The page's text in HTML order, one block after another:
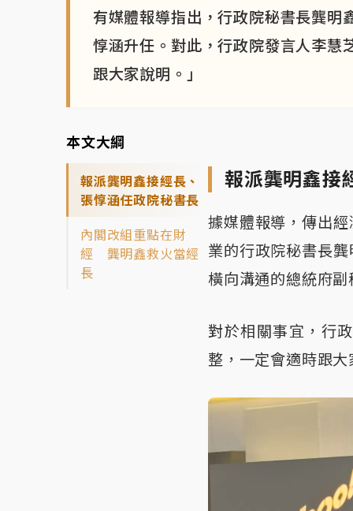
有媒體報導指出，行政院秘書長龔明
惇涵升任。對此，行政院發言人李慧
跟大家說明。」
本文大綱
報派龔明鑫接經長、
張惇涵任政院秘書長
內閣改組重點在財
經 龔明鑫救火當經
長
報派龔明鑫接
據媒體報導，傳出
業的行政院秘書長
橫向溝通的總統府
對於相關事宜，行
整，一定會適時跟